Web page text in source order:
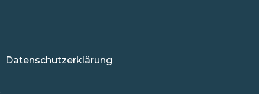
Datenschutzerklärung